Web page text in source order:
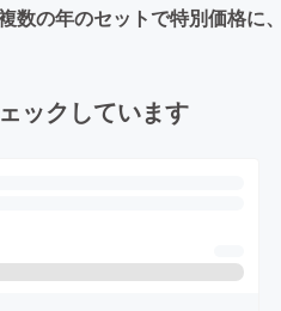
の年のセットで特別価格
ックしています